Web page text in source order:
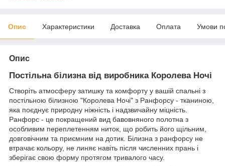
Опис Характеристики Доставка Оплата Умови
Опис
Постільна білизна від виробника Королева Ночі
Створіть атмосферу затишку та комфорту у вашій спальні з
постільною білизною "Королева Ночі" з Ранфорсу - тканиною,
яка поєднує природну ніжність і надзвичайну міцність.
Ранфорс - це покращений вид бавовняного полотна з
особливим переплетенням ниток, що робить його щільним,
довговічним та приємним на дотик. Білизна з ранфорсу не
втрачає кольору, не линяє навіть після численних прань і
зберігає свою форму протягом тривалого часу.